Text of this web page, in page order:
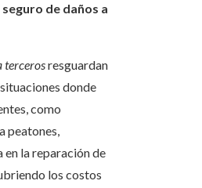
seguro de daños a
tercerosresguardan
donde
como
peatones,
la reparación de
los costos